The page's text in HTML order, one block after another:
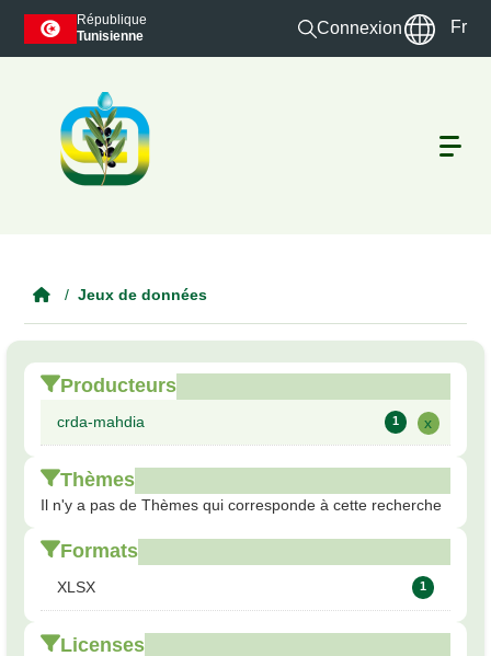
Skip to main content
République
Tunisienne
Connexion Fr
Jeux de données
Producteurs
crda-mahdia 1 x
Thèmes
Il n'y a pas de Thèmes qui corresponde à cette recherche
Formats
XLSX 1
Licenses